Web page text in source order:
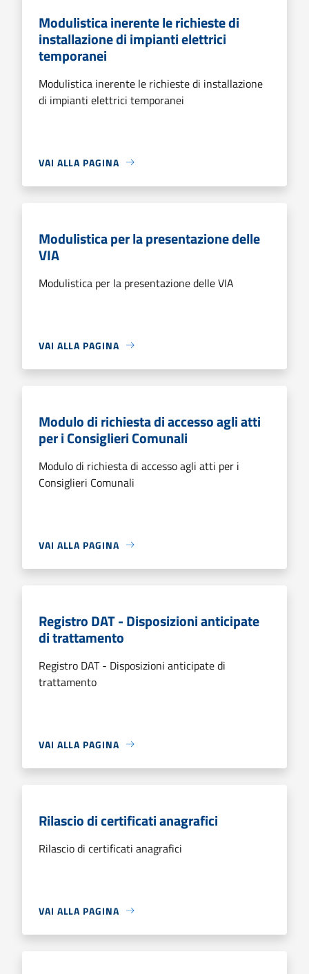
Modulistica inerente le richieste di
installazione di impianti elettrici
temporanei
Modulistica inerente le richieste di installazione
di impianti elettrici temporanei
VAI ALLA PAGINA
Modulistica per la presentazione delle
VIA
Modulistica per la presentazione delle VIA
VAI ALLA PAGINA
Modulo di richiesta di accesso agli atti
per i Consiglieri Comunali
Modulo di richiesta di accesso agli atti per i
Consiglieri Comunali
VAI ALLA PAGINA
Registro DAT - Disposizioni anticipate
di trattamento
Registro DAT - Disposizioni anticipate di
trattamento
VAI ALLA PAGINA
Rilascio di certificati anagrafici
Rilascio di certificati anagrafici
VAI ALLA PAGINA